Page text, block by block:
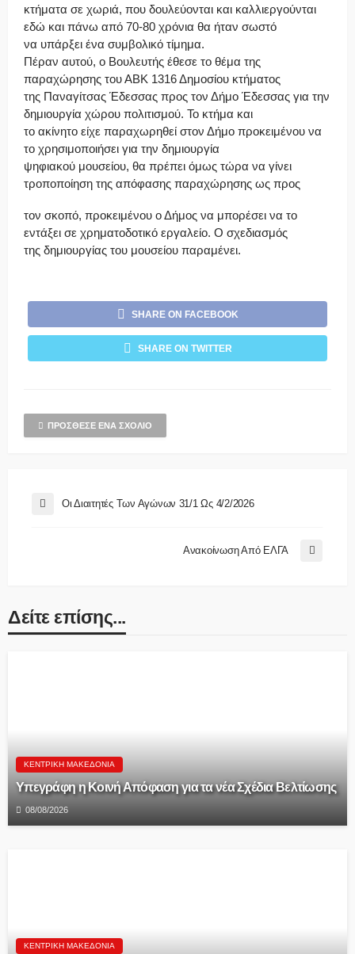
κτήματα σε χωριά, που δουλεύονται και καλλιεργούνται
εδώ και πάνω από 70-80 χρόνια θα ήταν σωστό
να υπάρξει ένα συμβολικό τίμημα.
Πέραν αυτού, ο Βουλευτής έθεσε το θέμα της
παραχώρησης του ΑΒΚ 1316 Δημοσίου κτήματος
της Παναγίτσας Έδεσσας προς τον Δήμο Έδεσσας για την
δημιουργία χώρου πολιτισμού. Το κτήμα και
το ακίνητο είχε παραχωρηθεί στον Δήμο προκειμένου να
το χρησιμοποιήσει για την δημιουργία
ψηφιακού μουσείου, θα πρέπει όμως τώρα να γίνει
τροποποίηση της απόφασης παραχώρησης ως προς
τον σκοπό, προκειμένου ο Δήμος να μπορέσει να το
εντάξει σε χρηματοδοτικό εργαλείο. Ο σχεδιασμός
της δημιουργίας του μουσείου παραμένει.
SHARE ON FACEBOOK
SHARE ON TWITTER
ΠΡΌΣΘΕΣΕ ΈΝΑ ΣΧΌΛΙΟ
Οι Διαιτητές Των Αγώνων 31/1 Ως 4/2/2026
Ανακοίνωση Από ΕΛΓΑ
Δείτε επίσης...
ΚΕΝΤΡΙΚΉ ΜΑΚΕΔΟΝΊΑ
Υπεγράφη η Κοινή Απόφαση για τα νέα Σχέδια Βελτίωσης
08/08/2026
ΚΕΝΤΡΙΚΉ ΜΑΚΕΔΟΝΊΑ